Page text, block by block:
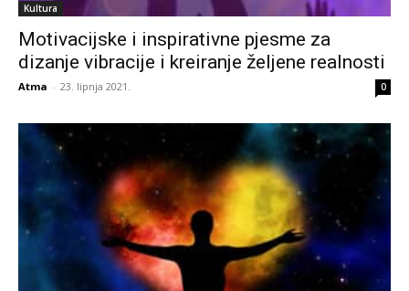
Kultura
Motivacijske i inspirativne pjesme za
dizanje vibracije i kreiranje željene realnosti
Atma - 23. lipnja 2021. 0